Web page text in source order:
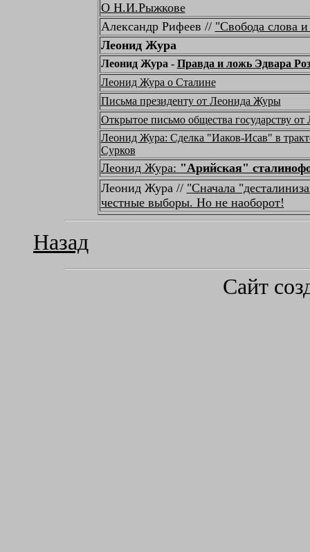
О Н.И.Рыжкове
Александр Рифеев // "Свобода слова
Леонид Жура
Леонид Жура - Правда и ложь Эдвара
Леонид Жура о Сталине
Письма президенту от Леонида Журы
Открытое письмо общества государству
Леонид Жура: Сделка "Иаков-Исав" в
Сурков
Леонид Жура: "Арийская"
Леонид Жура // "Сначала
честные выборы. Но не наоборот!
Назад
Сайт